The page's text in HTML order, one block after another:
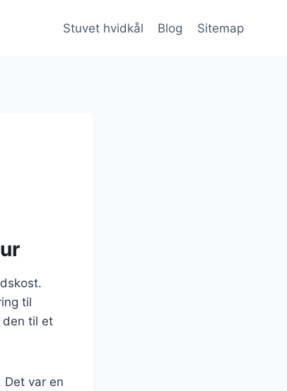
Stuvet hvidkål Blog Sitemap
til
den til et
var en